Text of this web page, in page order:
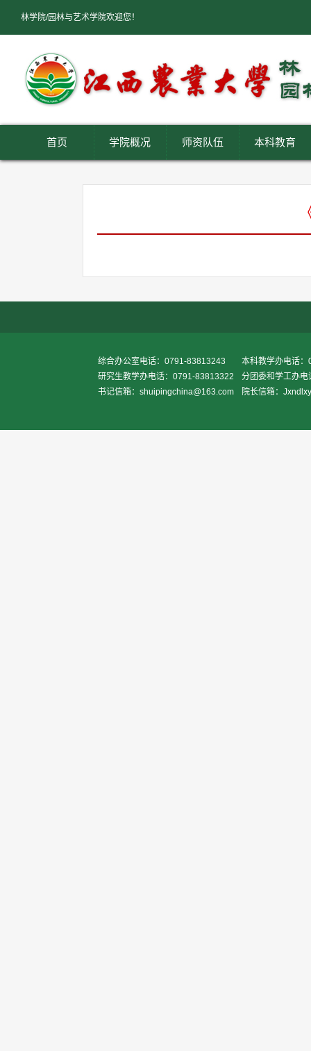
林学院/园林与艺术学院欢迎您！
首页 学院概况 师资队伍 本科教育
综合办公室电话：0791-83813243
本科教学办电话
研究生教学办电话：0791-83813322
分团委和学工办
书记信箱：shuipingchina@163.com
院长信箱：